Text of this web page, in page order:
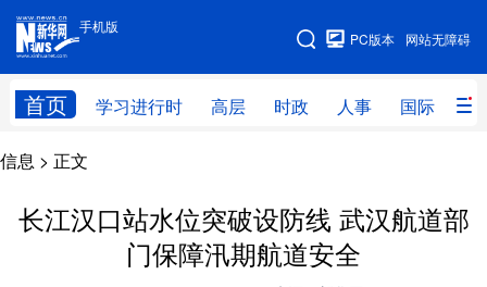
手机版
网站无障碍
PC版本
首页 学习进行时 高层 时政 人事 国际 财
手机版
网站地图
学习进行时
国际 财经 网评 港澳
思客智库 全球连线
信息 > 正文
长江汉口站水位突破设防线 武汉航道部
门保障汛期航道安全